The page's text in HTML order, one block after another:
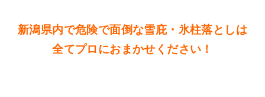
新潟県内で危険で面倒な雪庇・氷柱落としは
全てプロにおまかせください！